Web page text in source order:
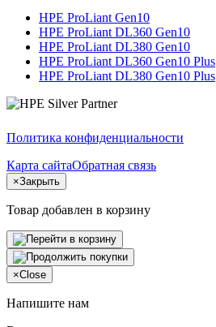
HPE ProLiant Gen10
HPE ProLiant DL360 Gen10
HPE ProLiant DL380 Gen10
HPE ProLiant DL360 Gen10 Plus
HPE ProLiant DL380 Gen10 Plus
Политика конфиденциальности
Карта сайтаОбратная связь
×Закрыть
Товар добавлен в корзину
×Close
Напишите нам